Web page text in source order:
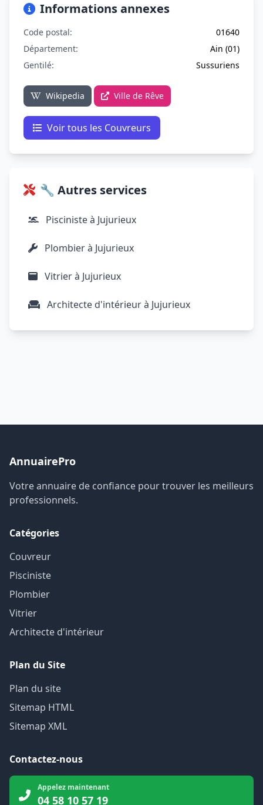
Informations annexes
Code postal:
01640
Département:
Ain (01)
Gentilé:
Sussuriens
Wikipedia Ville de Rêve
Voir tous les Couvreurs
🔧 Autres services
Pisciniste à Jujurieux
Plombier à Jujurieux
Vitrier à Jujurieux
Architecte d'intérieur à Jujurieux
AnnuairePro
Votre annuaire de confiance pour trouver les meilleurs
professionnels.
Catégories
Couvreur
Pisciniste
Plombier
Vitrier
Architecte d'intérieur
Plan du Site
Plan du site
Sitemap HTML
Sitemap XML
Contactez-nous
Appelez maintenant
04 58 10 57 19